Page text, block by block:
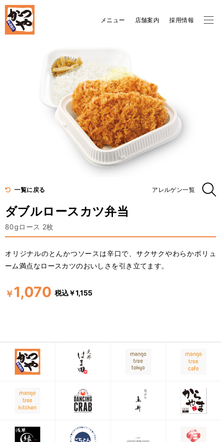
メニュー 店舗案内 採用情報
ダブルロースカツ弁当
80gロース 2枚
一覧に戻る
オリジナルのとんかつソースは辛口で、サクサクやわらかボリュ
ーム満点なロースカツのおいしさを引き立てます。
￥1,070 税込￥1,155
アレルゲン一覧